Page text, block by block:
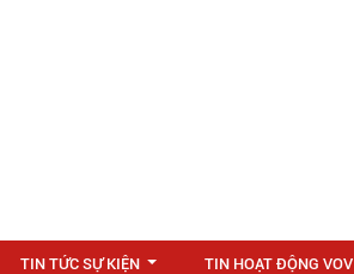
TIN TỨC SỰ KIỆN TIN HOẠT ĐỘNG VOV